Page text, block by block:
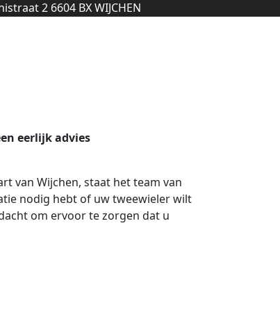
2 6604 BX WIJCHEN
eerlijk advies
van Wijchen, staat het team van
nodig hebt of uw tweewieler wilt
om ervoor te zorgen dat u